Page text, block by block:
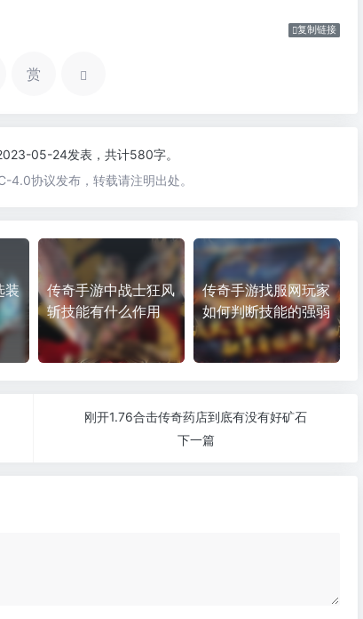
复制链接
赏
05-24发表，共计580字。
4.0协议发布，转载请注明出处。
装
传奇手游中战士狂风
斩技能有什么作用
传奇手游找服网玩家
如何判断技能的强弱
刚开1.76合击传奇药店到底有没有好矿石
下一篇